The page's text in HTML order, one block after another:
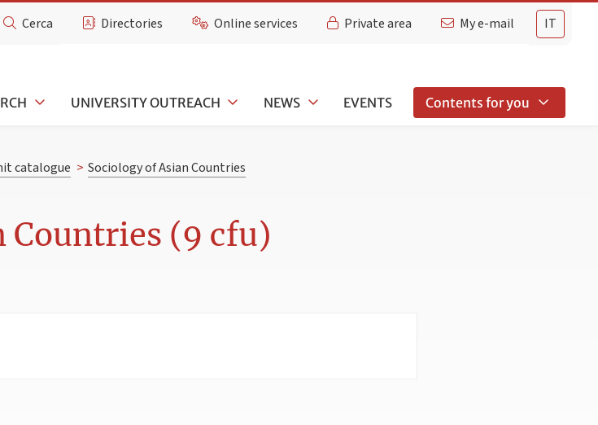
IT
Cerca Directories Online services Private area My e-mail
UNIVERSITY OUTREACH NEWS EVENTS Contents for you
catalogue > Sociology of Asian Countries
Countries (9 cfu)